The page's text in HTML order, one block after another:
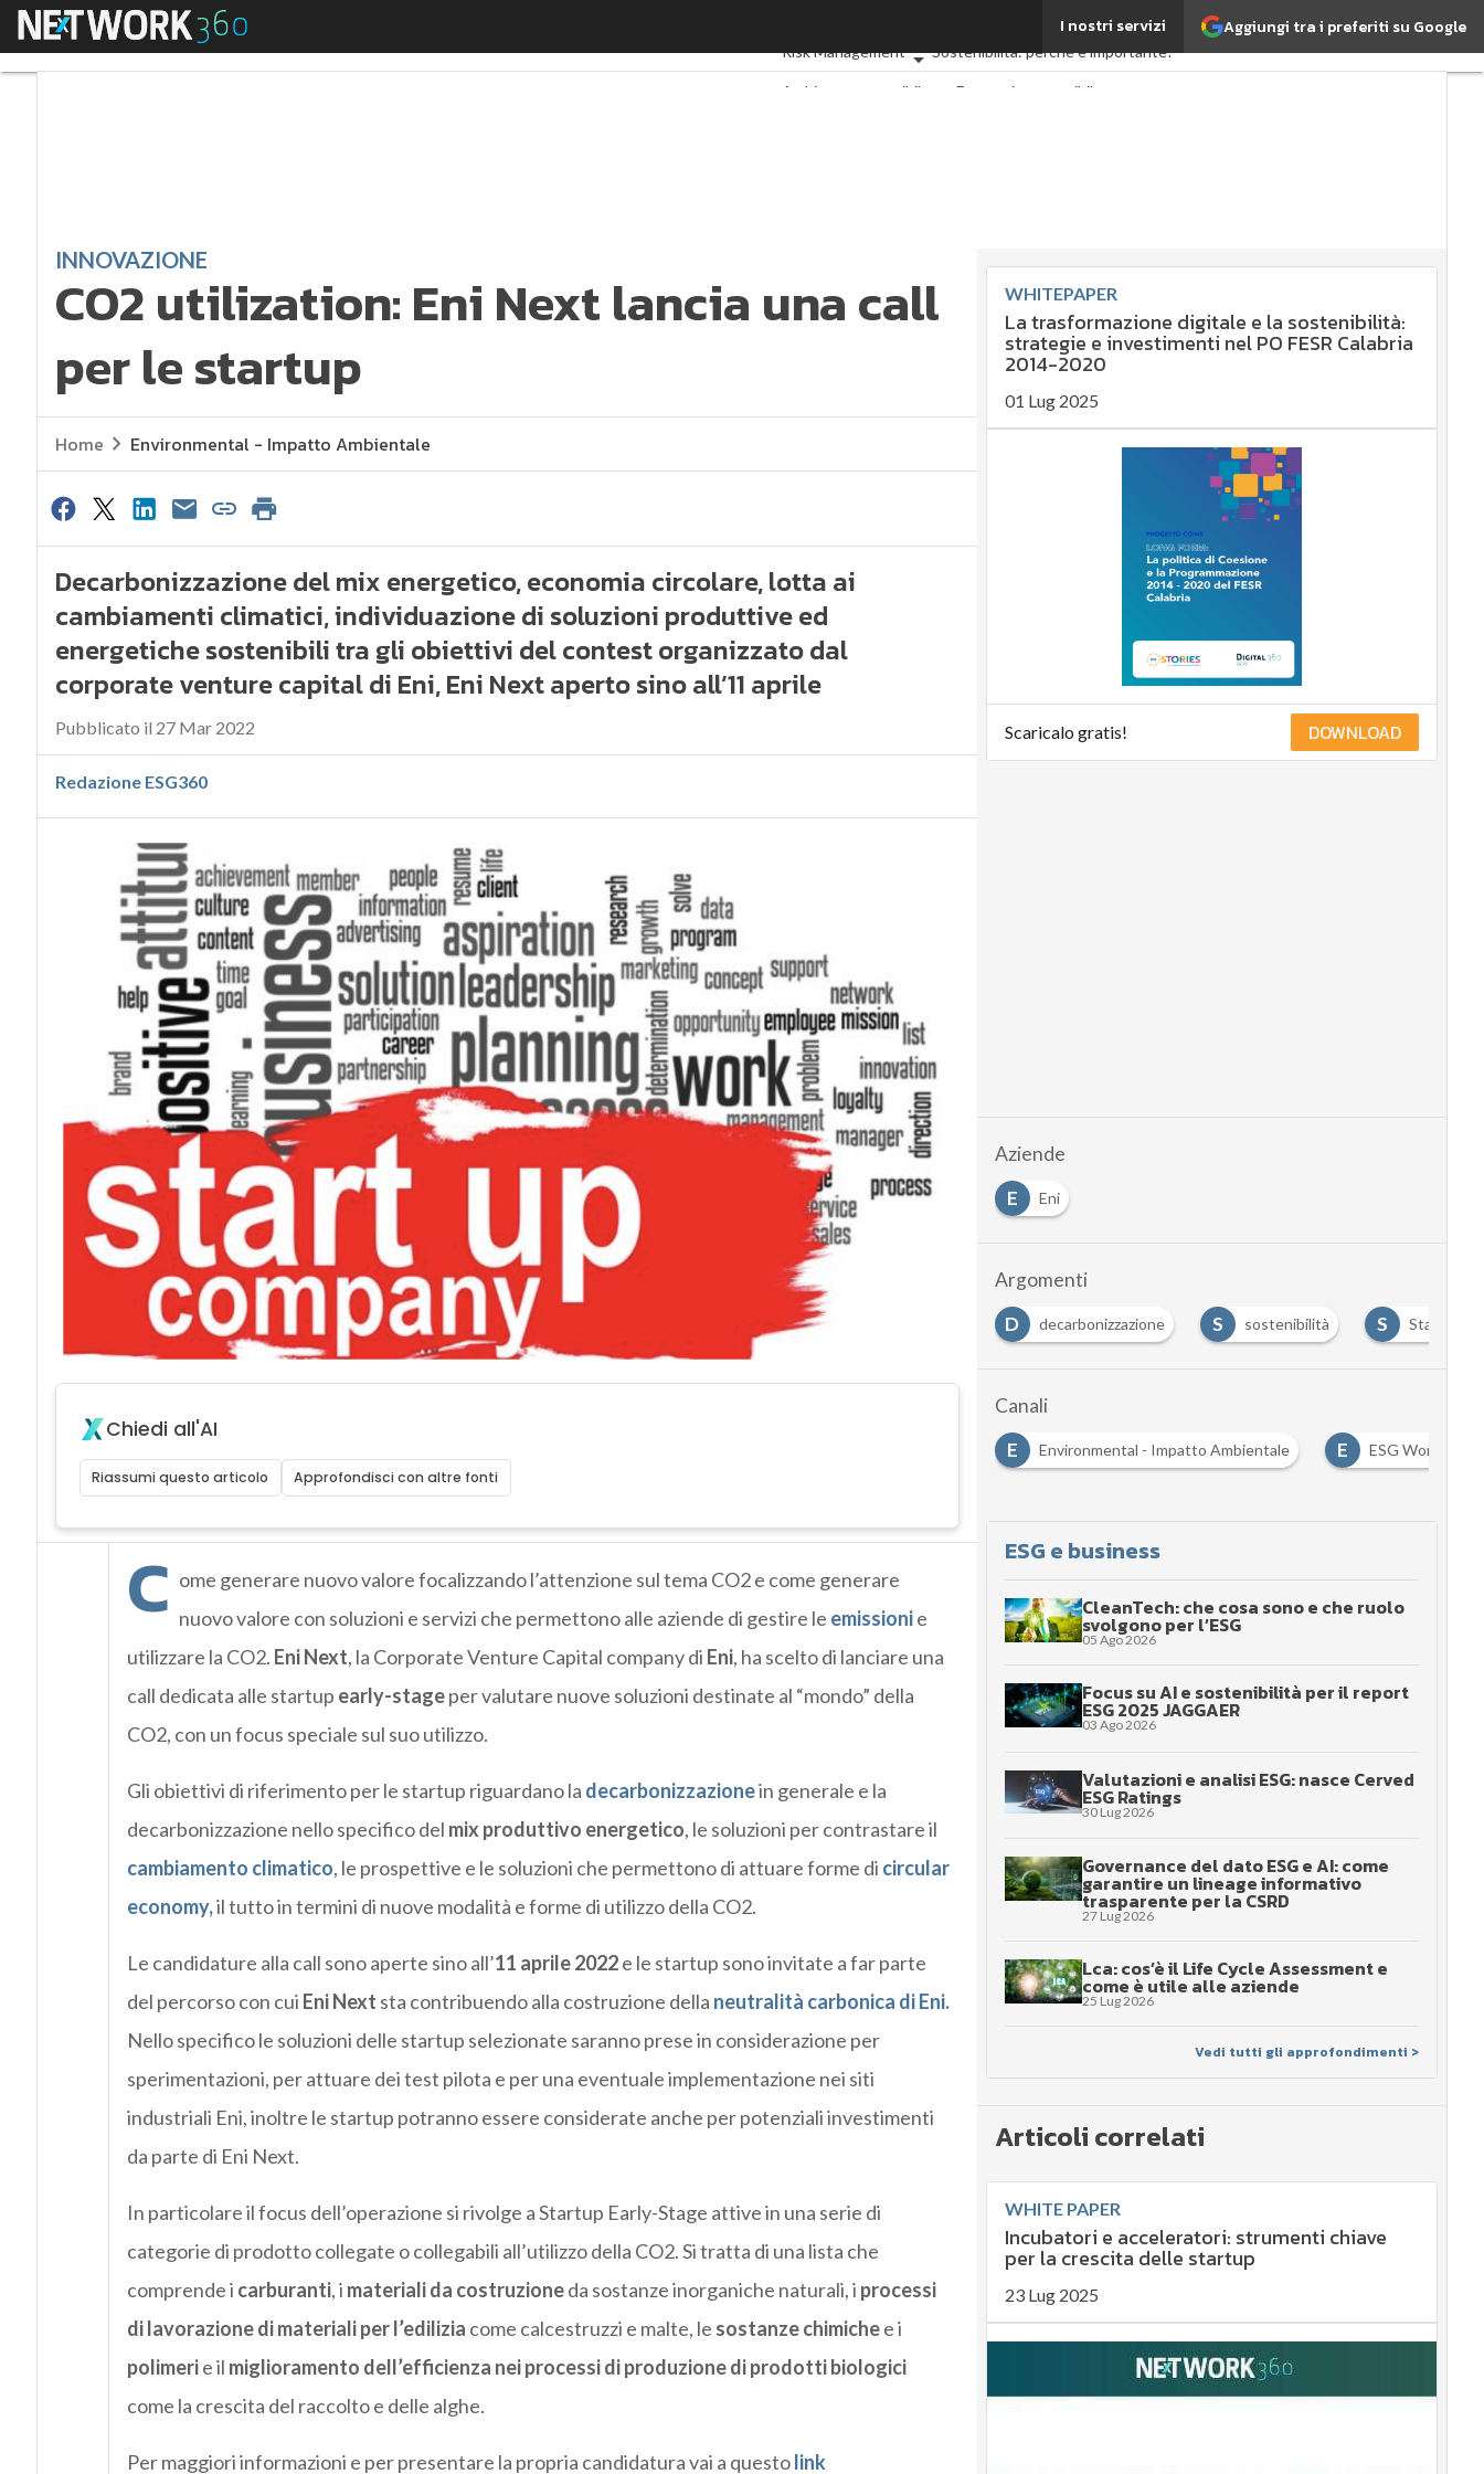
Aggiungi tra i preferiti su Google
I nostri servizi
Menu
EnergyUP
Risk Management
Sostenibilità: perché è importante?
Ambiente sostenibile Economia sostenibile
INNOVAZIONE
CO2 utilization: Eni Next lancia una call
per le startup
Home Environmental - Impatto Ambientale
Decarbonizzazione del mix energetico, economia circolare, lotta ai
cambiamenti climatici, individuazione di soluzioni produttive ed
energetiche sostenibili tra gli obiettivi del contest organizzato dal
corporate venture capital di Eni, Eni Next aperto sino all’11 aprile
Pubblicato il 27 Mar 2022
Redazione ESG360
Chiedi all'AI
Riassumi questo articolo Approfondisci con altre fonti
C ome generare nuovo valore focalizzando l’attenzione sul tema CO2 e come generare
nuovo valore con soluzioni e servizi che permettono alle aziende di gestire le emissionie
utilizzare la CO2. Eni Next, la Corporate Venture Capital company di Eni, ha scelto di lanciare una
call dedicata alle startup early-stageper valutare nuove soluzioni destinate al “mondo” della
CO2, con un focus speciale sul suo utilizzo.
Gli obiettivi di riferimento per le startup riguardano la decarbonizzazionein generale e la
decarbonizzazione nello specifico del mix produttivo energetico, le soluzioni per contrastare il
cambiamento climatico, le prospettive e le soluzioni che permettono di attuare forme di circular
economy,il tutto in termini di nuove modalità e forme di utilizzo della CO2.
Le candidature alla call sono aperte sino all’11 aprile 2022e le startup sono invitate a far parte
del percorso con cui Eni Next sta contribuendo alla costruzione della neutralità carbonica di Eni.
Nello specifico le soluzioni delle startup selezionate saranno prese in considerazione per
sperimentazioni, per attuare dei test pilota e per una eventuale implementazione nei siti
industriali Eni, inoltre le startup potranno essere considerate anche per potenziali investimenti
da parte di Eni Next.
In particolare il focus dell’operazione si rivolge a Startup Early-Stage attive in una serie di
categorie di prodotto collegate o collegabili all’utilizzo della CO2. Si tratta di una lista che
comprende i carburanti, i materiali da costruzioneda sostanze inorganiche naturali, i processi
di lavorazione di materiali per l’edilizia come calcestruzzi e malte, le sostanze chimichee i
polimerie il miglioramento dell’efficienza nei processi di produzione di prodotti biologici
come la crescita del raccolto e delle alghe.
Per maggiori informazioni e per presentare la propria candidatura vai a questolink
WHITEPAPER
La trasformazione digitale e la sostenibilità:
strategie e investimenti nel PO FESR Calabria
2014-2020
01 Lug 2025
Scaricalo gratis! DOWNLOAD
Aziende
E
Eni
Argomenti
C
D decarbonizzazione S sostenibilità S Start-up
Canali
E Environmental - Impatto Ambientale E ESG World
ESG e business
CleanTech: che cosa sono e che ruolo
svolgono per l’ESG
05 Ago 2026
Focus su AI e sostenibilità per il report
ESG 2025 JAGGAER
03 Ago 2026
Valutazioni e analisi ESG: nasce Cerved
ESG Ratings
30 Lug 2026
Governance del dato ESG e AI: come
garantire un lineage informativo
trasparente per la CSRD
27 Lug 2026
Lca: cos’è il Life Cycle Assessment e
come è utile alle aziende
25 Lug 2026
Vedi tutti gli approfondimenti >
Articoli correlati
WHITE PAPER
Incubatori e acceleratori: strumenti chiave
per la crescita delle startup
23 Lug 2025